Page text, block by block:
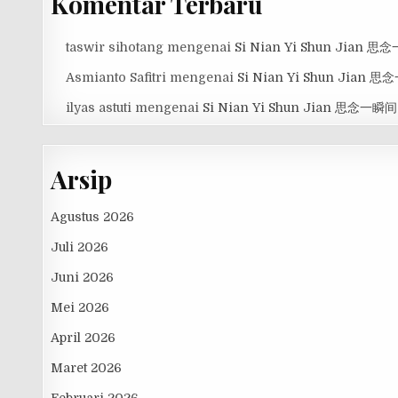
taswir sihotangmengenai Si Nian Yi Shun Jian 思念
Asmianto Safitri mengenai Si Nian Yi Shun Jian 思念
ilyas astuti mengenai Si Nian Yi Shun Jian 思念一瞬间
Arsip
Agustus 2026
Juli 2026
Juni 2026
Mei 2026
April 2026
Maret 2026